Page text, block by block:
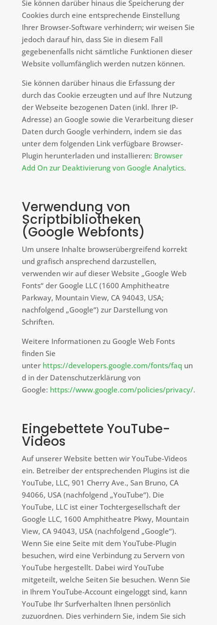
Sie können darüber hinaus die Speicherung der
Cookies durch eine entsprechende Einstellung
Ihrer Browser-Software verhindern; wir weisen Sie
jedoch darauf hin, dass Sie in diesem Fall
gegebenenfalls nicht sämtliche Funktionen dieser
Website vollumfänglich werden nutzen können.
Sie können darüber hinaus die Erfassung der
durch das Cookie erzeugten und auf Ihre Nutzung
der Webseite bezogenen Daten (inkl. Ihrer IP-
Adresse) an Google sowie die Verarbeitung dieser
Daten durch Google verhindern, indem sie das
unter dem folgenden Link verfügbare Browser-
Plugin herunterladen und installieren: Browser
Add On zur Deaktivierung von Google Analytics.
Verwendung von
Scriptbibliotheken
(Google Webfonts)
Um unsere Inhalte browserübergreifend korrekt
und grafisch ansprechend darzustellen,
verwenden wir auf dieser Website „Google Web
Fonts“ der Google LLC (1600 Amphitheatre
Parkway, Mountain View, CA 94043, USA;
nachfolgend „Google“) zur Darstellung von
Schriften.
Weitere Informationen zu Google Web Fonts
finden Sie
unter https://developers.google.com/fonts/faq un
d in der Datenschutzerklärung von
Google: https://www.google.com/policies/privacy/.
Eingebettete YouTube-
Videos
Auf unserer Website betten wir YouTube-Videos
ein. Betreiber der entsprechenden Plugins ist die
YouTube, LLC, 901 Cherry Ave., San Bruno, CA
94066, USA (nachfolgend „YouTube“). Die
YouTube, LLC ist einer Tochtergesellschaft der
Google LLC, 1600 Amphitheatre Pkwy, Mountain
View, CA 94043, USA (nachfolgend „Google“).
Wenn Sie eine Seite mit dem YouTube-Plugin
besuchen, wird eine Verbindung zu Servern von
YouTube hergestellt. Dabei wird YouTube
mitgeteilt, welche Seiten Sie besuchen. Wenn Sie
in Ihrem YouTube-Account eingeloggt sind, kann
YouTube Ihr Surfverhalten Ihnen persönlich
zuzuordnen. Dies verhindern Sie, indem Sie sich